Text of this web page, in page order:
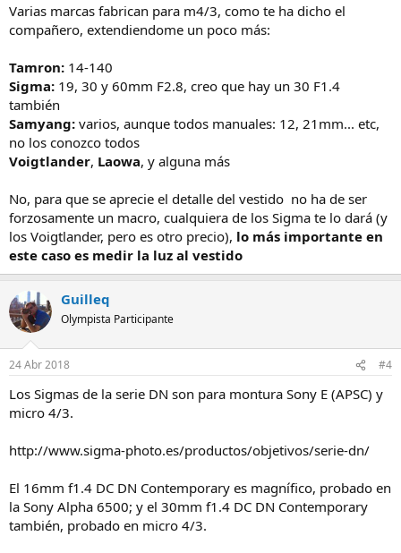
Varias marcas fabrican para m4/3, como te ha dicho el
compañero, extendiendome un poco más:
Tamron: 14-140
Sigma: 19, 30 y 60mm F2.8, creo que hay un 30 F1.4
también
Samyang: varios, aunque todos manuales: 12, 21mm... etc,
no los conozco todos
Voigtlander, Laowa, y alguna más
No, para que se aprecie el detalle del vestido no ha de ser
forzosamente un macro, cualquiera de los Sigma te lo dará (y
los Voigtlander, pero es otro precio), lo más importante en
este caso es medir la luz al vestido
Guilleq
Olympista Participante
24 Abr 2018 #4
Los Sigmas de la serie DN son para montura Sony E (APSC) y
micro 4/3.
http://www.sigma-photo.es/productos/objetivos/serie-dn/
El 16mm f1.4 DC DN Contemporary es magnífico, probado en
la Sony Alpha 6500; y el 30mm f1.4 DC DN Contemporary
también, probado en micro 4/3.